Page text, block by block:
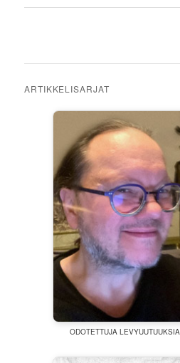
ARTIKKELISARJAT
ODOTETTUJA LEVYUUTUUKSIA